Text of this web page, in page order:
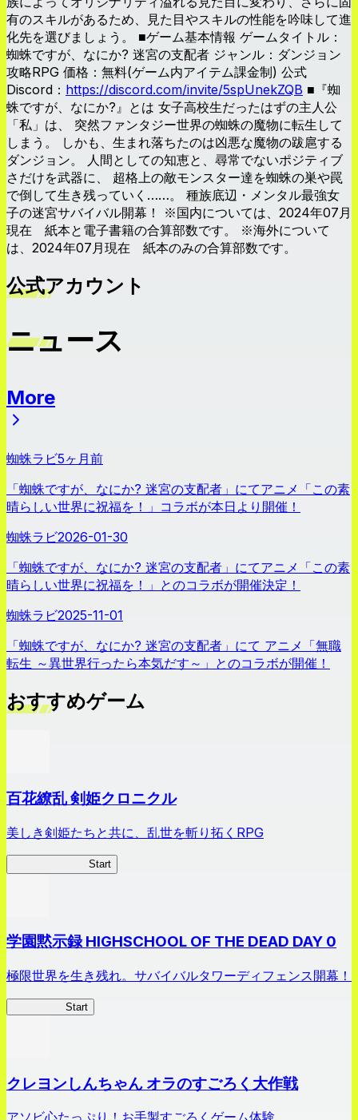
有のスキルがあるため、見た目やスキルの性能を吟味して進
化先を選びましょう。 ■ゲーム基本情報 ゲームタイトル：
蜘蛛ですが、なにか? 迷宮の支配者 ジャンル：ダンジョン
攻略RPG 価格：無料(ゲーム内アイテム課金制) 公式
Discord： https://discord.com/invite/5spUnekZQB ■『蜘
蛛ですが、なにか?』とは 女子高校生だったはずの主人公
「私」は、 突然ファンタジー世界の蜘蛛の魔物に転生して
しまう。 しかも、生まれ落ちたのは凶悪な魔物の跋扈する
ダンジョン。 人間としての知恵と、尋常でないポジティブ
さだけを武器に、 超格上の敵モンスター達を蜘蛛の巣や罠
で倒して生き残っていく……。 種族底辺・メンタル最強女
子の迷宮サバイバル開幕！ ※国内については、2024年07月
現在 紙本と電子書籍の合算部数です。 ※海外について
は、2024年07月現在 紙本のみの合算部数です。
公式アカウント
ニュース
More
蜘蛛ラビ5ヶ月前
「蜘蛛ですが、なにか? 迷宮の支配者」にてアニメ「この素
晴らしい世界に祝福を！」コラボが本日より開催！
蜘蛛ラビ2026-01-30
「蜘蛛ですが、なにか? 迷宮の支配者」にてアニメ「この素
晴らしい世界に祝福を！」とのコラボが開催決定！
蜘蛛ラビ2025-11-01
「蜘蛛ですが、なにか? 迷宮の支配者」にて アニメ「無職
転生 ～異世界行ったら本気だす～」とのコラボが開催！
おすすめゲーム
百花繚乱 剣姫クロニクル
美しき剣姫たちと共に、乱世を斬り拓くRPG
Start
学園黙示録 HIGHSCHOOL OF THE DEAD DAY 0
極限世界を生き残れ。サバイバルタワーディフェンス開幕！
Start
クレヨンしんちゃん オラのすごろく大作戦